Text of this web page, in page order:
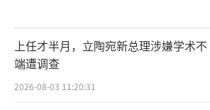
上任才半月，立陶宛新总理涉嫌学术不
端遭调查
2026-08-03 11:20:31